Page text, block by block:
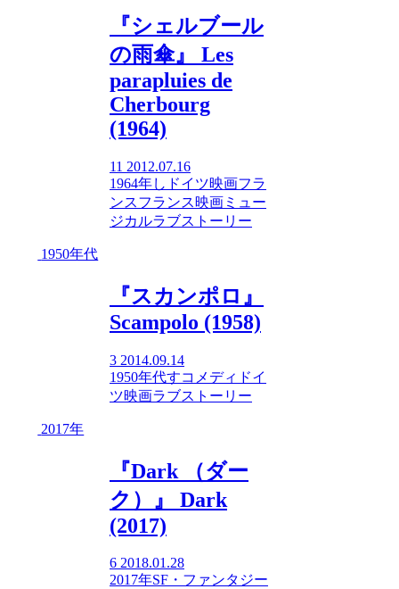
『シェルブール
の雨傘』 Les
parapluies de
Cherbourg
(1964)
11 2012.07.16
1964年し ドイツ映画フラ
ンスフランス映画 ミュー
ジカルラブストーリー
1950年代
『スカンポロ』
Scampolo (1958)
3 2014.09.14
1950年代すコメディ ドイ
ツ映画ラブストーリー
2017年
『Dark （ダー
ク）』 Dark
(2017)
6 2018.01.28
2017年SF・ファンタジー